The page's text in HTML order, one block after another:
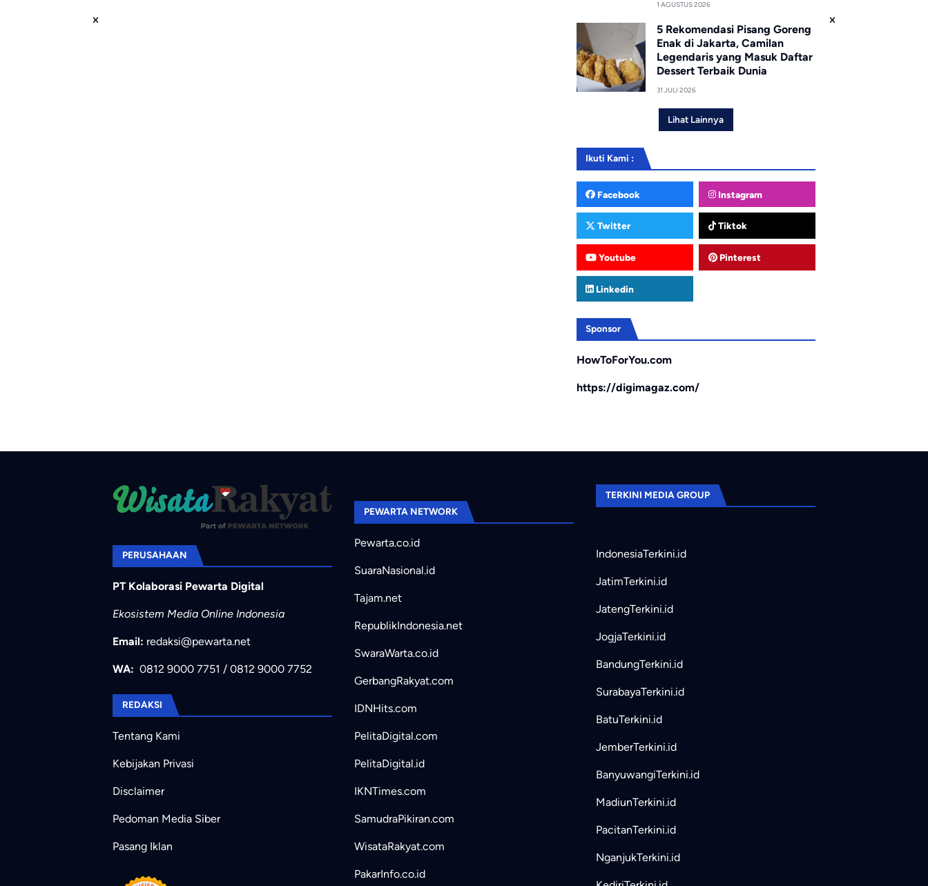
1 AGUSTUS 2026
5 Rekomendasi Pisang Goreng
Enak di Jakarta, Camilan
Legendaris yang Masuk Daftar
Dessert Terbaik Dunia
31 JULI 2026
Lihat Lainnya
Ikuti Kami :
Facebook Instagram
Twitter Tiktok
Youtube Pinterest
Linkedin
Sponsor
HowToForYou.com
https://digimagaz.com/
PERUSAHAAN
PT Kolaborasi Pewarta Digital
Ekosistem Media Online Indonesia
Email: redaksi@pewarta.net
WA: 0812 9000 7751 / 0812 9000 7752
REDAKSI
Tentang Kami
Kebijakan Privasi
Disclaimer
Pedoman Media Siber
Pasang Iklan
PEWARTA NETWORK
Pewarta.co.id
SuaraNasional.id
Tajam.net
RepublikIndonesia.net
SwaraWarta.co.id
GerbangRakyat.com
IDNHits.com
PelitaDigital.com
PelitaDigital.id
IKNTimes.com
SamudraPikiran.com
WisataRakyat.com
PakarInfo.co.id
TERKINI MEDIA GROUP
IndonesiaTerkini.id
JatimTerkini.id
JatengTerkini.id
JogjaTerkini.id
BandungTerkini.id
SurabayaTerkini.id
BatuTerkini.id
JemberTerkini.id
BanyuwangiTerkini.id
MadiunTerkini.id
PacitanTerkini.id
NganjukTerkini.id